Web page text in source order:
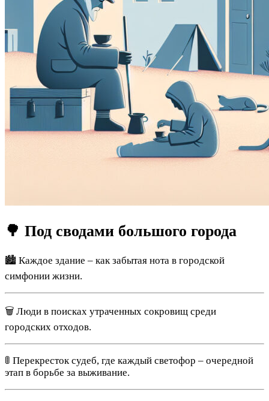
🌳 Под сводами большого города
🏙 Каждое здание – как забытая нота в городской
симфонии жизни.
🗑 Люди в поисках утраченных сокровищ среди
городских отходов.
🚦 Перекресток судеб, где каждый светофор – очередной
этап в борьбе за выживание.